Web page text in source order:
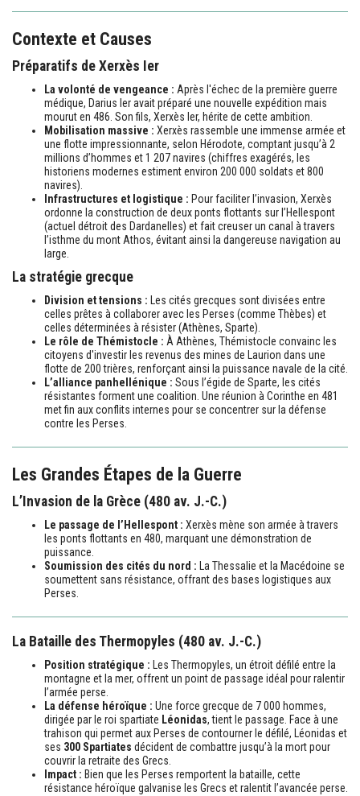
Contexte et Causes
Préparatifs de Xerxès Ier
La volonté de vengeance : Après l'échec de la première guerre
médique, Darius Ier avait préparé une nouvelle expédition mais
mourut en 486. Son fils, Xerxès Ier, hérite de cette ambition.
Mobilisation massive : Xerxès rassemble une immense armée et
une flotte impressionnante, selon Hérodote, comptant jusqu’à 2
millions d’hommes et 1 207 navires (chiffres exagérés, les
historiens modernes estiment environ 200 000 soldats et 800
navires).
Infrastructures et logistique : Pour faciliter l’invasion, Xerxès
ordonne la construction de deux ponts flottants sur l’Hellespont
(actuel détroit des Dardanelles) et fait creuser un canal à travers
l’isthme du mont Athos, évitant ainsi la dangereuse navigation au
large.
La stratégie grecque
Division et tensions : Les cités grecques sont divisées entre
celles prêtes à collaborer avec les Perses (comme Thèbes) et
celles déterminées à résister (Athènes, Sparte).
Le rôle de Thémistocle : À Athènes, Thémistocle convainc les
citoyens d'investir les revenus des mines de Laurion dans une
flotte de 200 trières, renforçant ainsi la puissance navale de la cité.
L’alliance panhellénique : Sous l’égide de Sparte, les cités
résistantes forment une coalition. Une réunion à Corinthe en 481
met fin aux conflits internes pour se concentrer sur la défense
contre les Perses.
Les Grandes Étapes de la Guerre
L’Invasion de la Grèce (480 av. J.-C.)
Le passage de l’Hellespont : Xerxès mène son armée à travers
les ponts flottants en 480, marquant une démonstration de
puissance.
Soumission des cités du nord : La Thessalie et la Macédoine se
soumettent sans résistance, offrant des bases logistiques aux
Perses.
La Bataille des Thermopyles (480 av. J.-C.)
Position stratégique : Les Thermopyles, un étroit défilé entre la
montagne et la mer, offrent un point de passage idéal pour ralentir
l’armée perse.
La défense héroïque : Une force grecque de 7 000 hommes,
dirigée par le roi spartiate Léonidas, tient le passage. Face à une
trahison qui permet aux Perses de contourner le défilé, Léonidas et
ses 300 Spartiates décident de combattre jusqu’à la mort pour
couvrir la retraite des Grecs.
Impact : Bien que les Perses remportent la bataille, cette
résistance héroïque galvanise les Grecs et ralentit l’avancée perse.